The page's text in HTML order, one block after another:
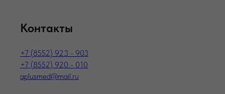
Контакты
+7 (8552) 923 - 903
+7 (8552) 920 - 010
aplusmed@mail.ru